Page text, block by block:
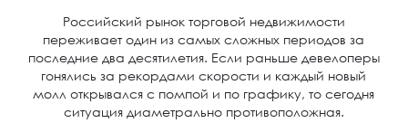
Российский рынок торговой недвижимости
переживает один из самых сложных периодов за
последние два десятилетия. Если раньше девелоперы
гонялись за рекордами скорости и каждый новый
молл открывался с помпой и по графику, то сегодня
ситуация диаметрально противоположная.